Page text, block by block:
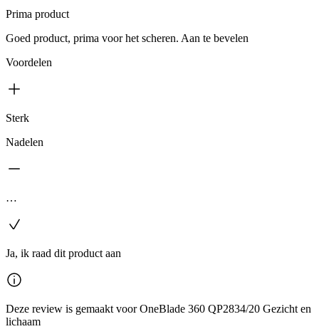
Prima product
Goed product, prima voor het scheren. Aan te bevelen
Voordelen
Sterk
Nadelen
…
Ja, ik raad dit product aan
Deze review is gemaakt voor OneBlade 360 QP2834/20 Gezicht en
lichaam